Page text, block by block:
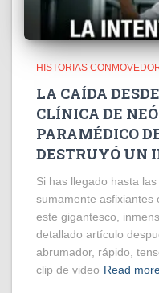
HISTORIAS
LA CAÍDA
CLÍNICA DE
PARAMÉDICO
DESTRUYÓ UN
Si has llegado hasta
sumamente asfixiantes
este gigantesco,
detallado artículo
abrumador, rápido,
clip de video Read